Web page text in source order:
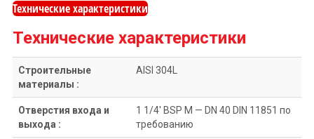
Технические характеристики
Технические характеристики
Строительные
материалы :
AISI 304L
Отверстия входа и
выхода :
1 1/4′ BSP M — DN 40 DIN 11851 по
требованию